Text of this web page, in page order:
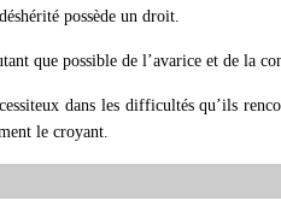
possède un droit.
que possible de l’avarice et de la
dans les difficultés qu’ils
le croyant.